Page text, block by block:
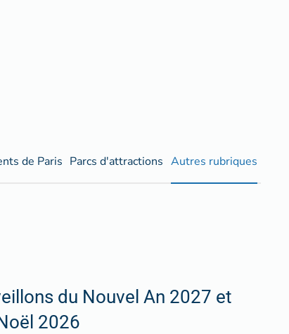
de Paris Parcs d'attractions Autres rubriques
du Nouvel An 2027 et
2026